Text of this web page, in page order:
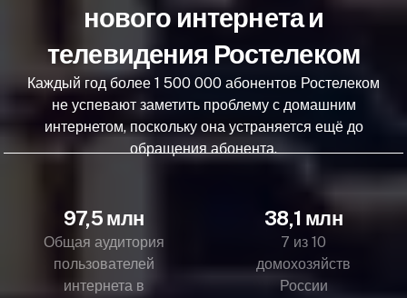
нового интернета и
телевидения Ростелеком
Каждый год более 1 500 000 абонентов Ростелеком
не успевают заметить проблему с домашним
интернетом, поскольку она устраняется ещё до
обращения абонента.
97,5 млн
Общая аудитория
пользователей
интернета в
38,1 млн
7 из 10
домохозяйств
России